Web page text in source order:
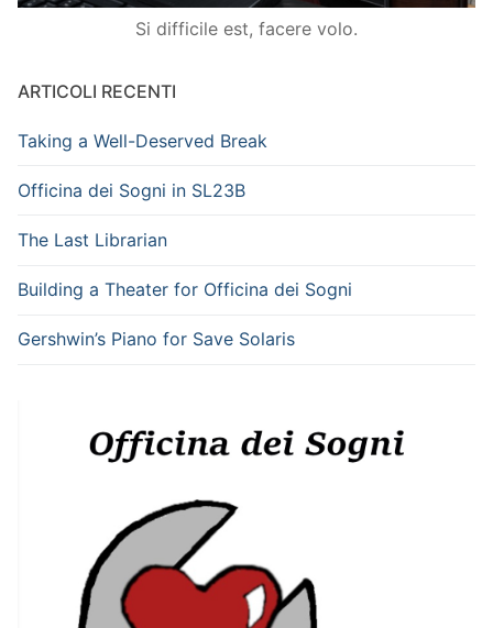
Si difficile est, facere volo.
ARTICOLI RECENTI
Taking a Well-Deserved Break
Officina dei Sogni in SL23B
The Last Librarian
Building a Theater for Officina dei Sogni
Gershwin’s Piano for Save Solaris